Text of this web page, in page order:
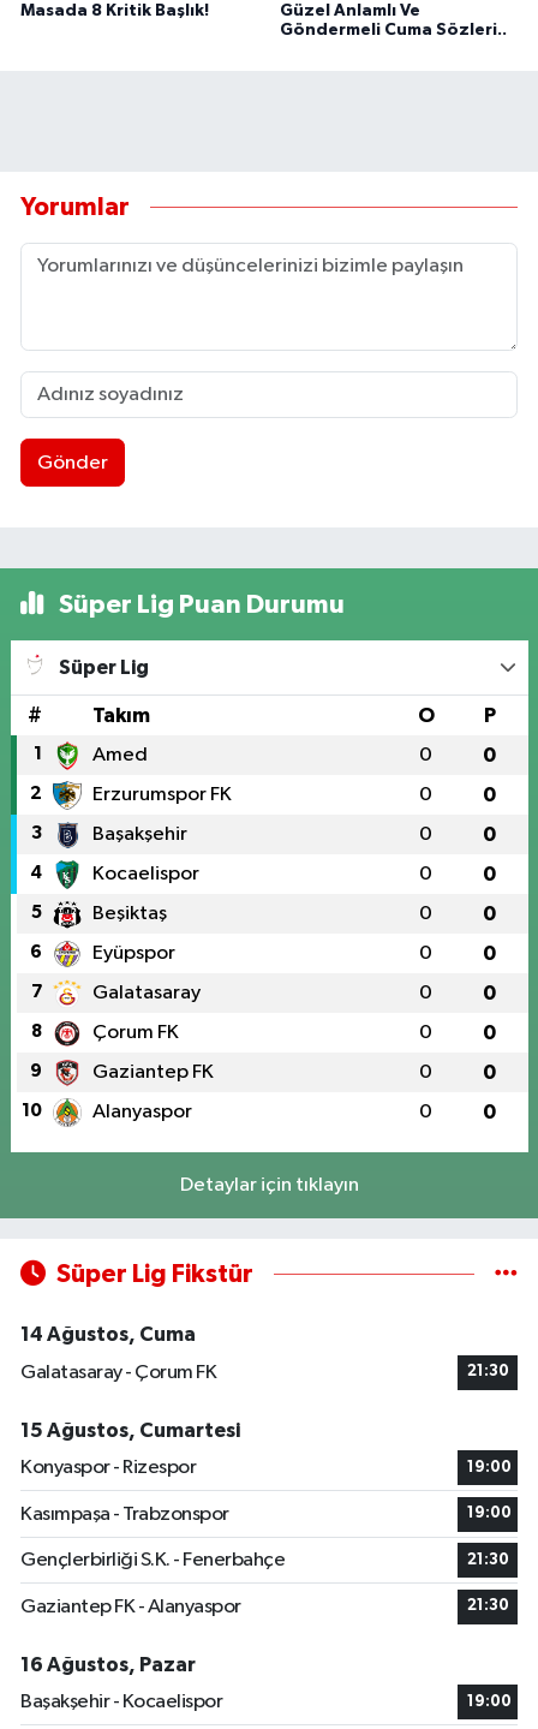
Masada 8 Kritik Başlık!
Güzel Anlamlı Ve
Göndermeli Cuma Sözleri..
Yorumlar
Gönder
Süper Lig Puan Durumu
Süper Lig
# Takım O P
1 Amed 0 0
2 Erzurumspor FK 0 0
3 Başakşehir 0 0
4 Kocaelispor 0 0
5 Beşiktaş 0 0
6 Eyüpspor 0 0
7 Galatasaray 0 0
8 Çorum FK 0 0
9 Gaziantep FK 0 0
10 Alanyaspor 0 0
Detaylar için tıklayın
Süper Lig Fikstür
14 Ağustos, Cuma
Galatasaray - Çorum FK
21:30
15 Ağustos, Cumartesi
Konyaspor - Rizespor
19:00
Kasımpaşa - Trabzonspor 19:00
Gençlerbirliği S.K. - Fenerbahçe 21:30
Gaziantep FK - Alanyaspor 21:30
16 Ağustos, Pazar
Başakşehir - Kocaelispor
19:00